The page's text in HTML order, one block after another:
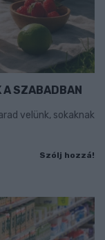
A SZABADBAN
velünk, sokaknak
Szólj hozzá!